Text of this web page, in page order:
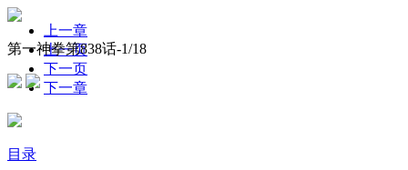
第一神拳第838话-1/18
上一章
上一页
下一页
下一章
目录